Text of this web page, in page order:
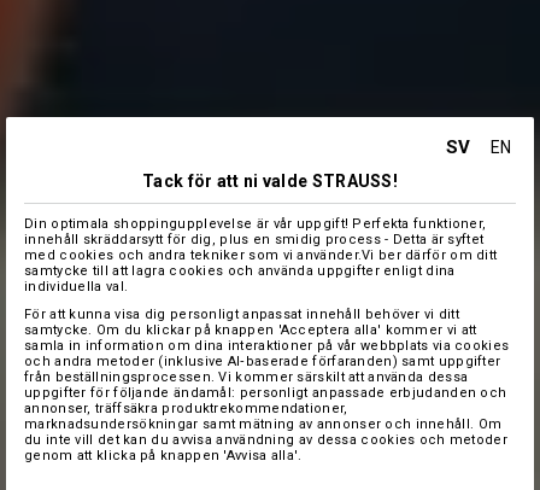
SV
EN
Tack för att ni valde STRAUSS!
Din optimala shoppingupplevelse är vår uppgift! Perfekta funktioner,
innehåll skräddarsytt för dig, plus en smidig process - Detta är syftet
med cookies och andra tekniker som vi använder.Vi ber därför om ditt
samtycke till att lagra cookies och använda uppgifter enligt dina
individuella val.
För att kunna visa dig personligt anpassat innehåll behöver vi ditt
samtycke. Om du klickar på knappen 'Acceptera alla' kommer vi att
samla in information om dina interaktioner på vår webbplats via cookies
och andra metoder (inklusive AI‑baserade förfaranden) samt uppgifter
från beställningsprocessen. Vi kommer särskilt att använda dessa
uppgifter för följande ändamål: personligt anpassade erbjudanden och
annonser, träffsäkra produktrekommendationer,
marknadsundersökningar samt mätning av annonser och innehåll. Om
du inte vill det kan du avvisa användning av dessa cookies och metoder
genom att klicka på knappen 'Avvisa alla'.